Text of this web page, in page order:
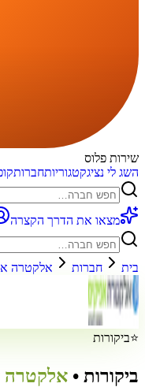
שירות פלוס
השג לי נציגקטגוריותחברות
מצאו את הדרך הקצרה
בית חברות אלקטרה
⭐ביקורות
ביקורות • אלקטרה